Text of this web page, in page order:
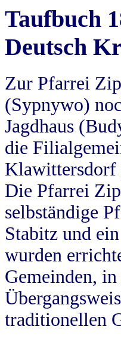
Taufbuch
Deutsch
Zur Pfarrei
(Sypnywo)
Jagdhaus
die
Klawittersdorf
Die Pfarrei
selbständige
Stabitz und
wurden
Gemeinden,
traditionellen